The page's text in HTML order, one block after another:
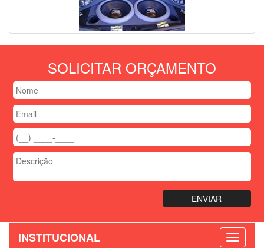
SOLICITAR ORÇAMENTO
INSTITUCIONAL